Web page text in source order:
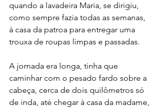
quando a lavadeira Maria, se dirigiu,
como sempre fazia todas as semanas,
à casa da patroa para entregar uma
trouxa de roupas limpas e passadas.
A jornada era longa, tinha que
caminhar com o pesado fardo sobre a
cabeça, cerca de dois quilômetros só
de inda, até chegar à casa da madame,